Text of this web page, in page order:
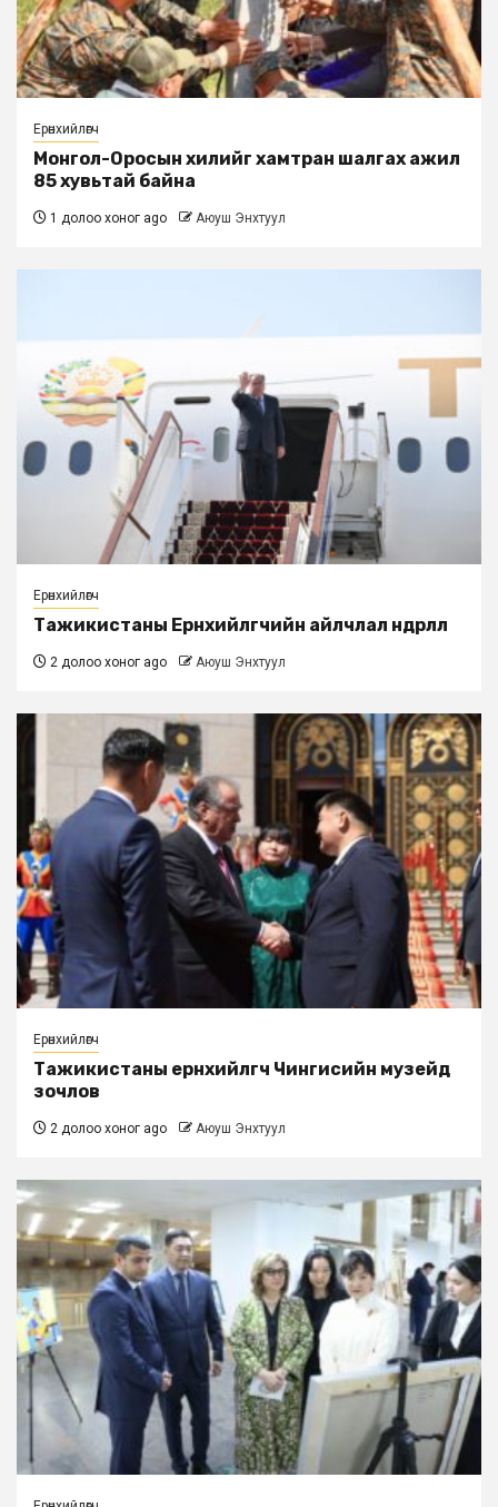
Ерөнхийлөгч
Монгол-Оросын хилийг хамтран шалгах ажил
85 хувьтай байна
1 долоо хоног ago Аюуш Энхтуул
Ерөнхийлөгч
Тажикистаны Ерөнхийлөгчийн айлчлал өндөрлөлөө
2 долоо хоног ago Аюуш Энхтуул
Ерөнхийлөгч
Тажикистаны ерөнхийлөгч Чингисийн музейд
зочлов
2 долоо хоног ago Аюуш Энхтуул